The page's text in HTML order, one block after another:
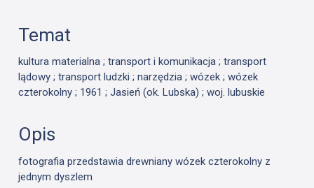
Temat
kultura materialna ; transport i komunikacja ; transport
lądowy ; transport ludzki ; narzędzia ; wózek ; wózek
czterokolny ; 1961 ; Jasień (ok. Lubska) ; woj. lubuskie
Opis
fotografia przedstawia drewniany wózek czterokolny z
jednym dyszlem